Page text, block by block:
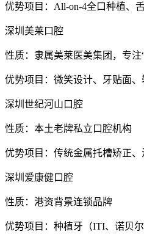
优势项目：All-on-4全口种植、
深圳美莱口腔
性质：隶属美莱医美集团，专注
优势项目：微笑设计、牙贴面
深圳世纪河山口腔
性质：本土老牌私立口腔机构
优势项目：传统金属托槽矫正
深圳爱康健口腔
性质：港资背景连锁品牌
优势项目：种植牙（ITI、诺贝